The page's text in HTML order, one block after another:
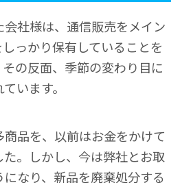
社様は、通信販売をメイン
っかり保有していることを
の反面、季節の変わり目に
います。
品を、以前はお金をかけて
。しかし、今は弊社とお取
なり、新品を廃棄処分する